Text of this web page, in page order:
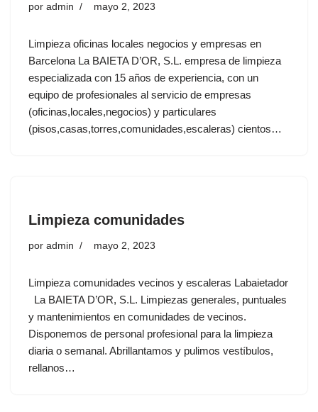
por admin mayo 2, 2023
Limpieza oficinas locales negocios y empresas en
Barcelona La BAIETA D’OR, S.L. empresa de limpieza
especializada con 15 años de experiencia, con un
equipo de profesionales al servicio de empresas
(oficinas,locales,negocios) y particulares
(pisos,casas,torres,comunidades,escaleras) cientos…
Limpieza comunidades
por admin mayo 2, 2023
Limpieza comunidades vecinos y escaleras Labaietador
La BAIETA D’OR, S.L. Limpiezas generales, puntuales
y mantenimientos en comunidades de vecinos.
Disponemos de personal profesional para la limpieza
diaria o semanal. Abrillantamos y pulimos vestíbulos,
rellanos…